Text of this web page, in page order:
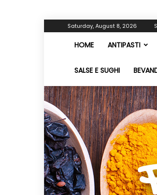
Saturday, August 8, 2026
HOME ANTIPASTI
SALSE E SUGHI